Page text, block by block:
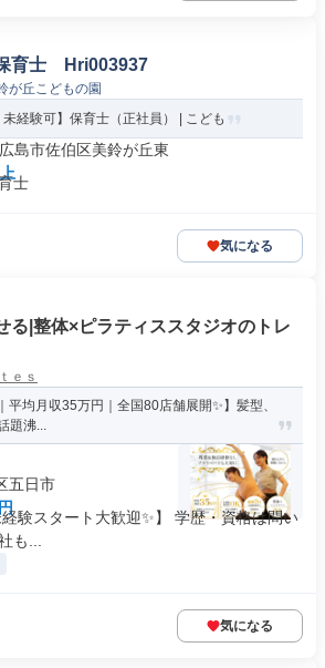
育士 Hri003937
が丘こどもの園
未経験可】保育士（正社員） | こども
島市佐伯区美鈴が丘東
士
気になる
る|整体×ピラティススタジオのトレ
ｅｓ
平均月収35万円｜全国80店舗展開✨】髪型、
題沸...
五日市
験スタート大歓迎✨】 学歴・資格は問い
も...
気になる